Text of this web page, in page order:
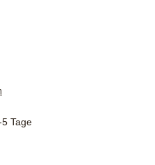
Tage
Wert ein oder benutze die